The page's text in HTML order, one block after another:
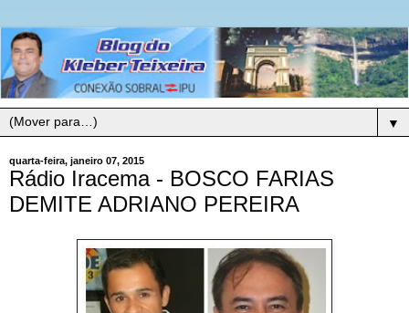
▼
quarta-feira, janeiro 07, 2015
Rádio Iracema - BOSCO FARIAS
DEMITE ADRIANO PEREIRA